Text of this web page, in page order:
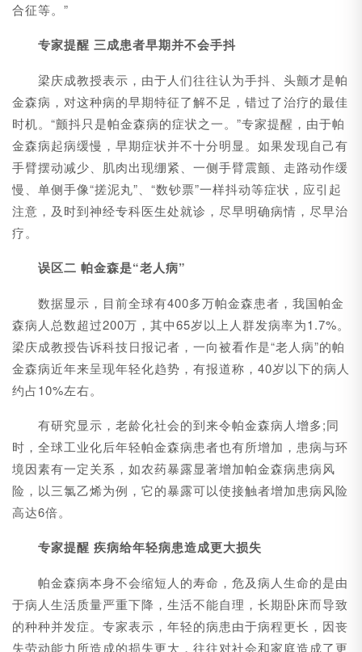
合征等。”
专家提醒 三成患者早期并不会手抖
梁庆成教授表示，由于人们往往认为手抖、头颤才是帕
金森病，对这种病的早期特征了解不足，错过了治疗的最佳
时机。“颤抖只是帕金森病的症状之一。”专家提醒，由于帕
金森病起病缓慢，早期症状并不十分明显。如果发现自己有
手臂摆动减少、肌肉出现绷紧、一侧手臂震颤、走路动作缓
慢、单侧手像“搓泥丸”、“数钞票”一样抖动等症状，应引起
注意，及时到神经专科医生处就诊，尽早明确病情，尽早治
疗。
误区二 帕金森是“老人病”
数据显示，目前全球有400多万帕金森患者，我国帕金
森病人总数超过200万，其中65岁以上人群发病率为1.7%。
梁庆成教授告诉科技日报记者，一向被看作是“老人病”的帕
金森病近年来呈现年轻化趋势，有报道称，40岁以下的病人
约占10%左右。
有研究显示，老龄化社会的到来令帕金森病人增多;同
时，全球工业化后年轻帕金森病患者也有所增加，患病与环
境因素有一定关系，如农药暴露显著增加帕金森病患病风
险，以三氯乙烯为例，它的暴露可以使接触者增加患病风险
高达6倍。
专家提醒 疾病给年轻病患造成更大损失
帕金森病本身不会缩短人的寿命，危及病人生命的是由
于病人生活质量严重下降，生活不能自理，长期卧床而导致
的种种并发症。专家表示，年轻的病患由于病程更长，因丧
失劳动能力所造成的损失更大，往往对社会和家庭造成了更